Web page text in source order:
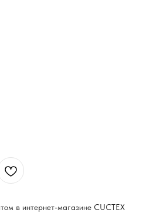
в интернет-магазине CUCTEX